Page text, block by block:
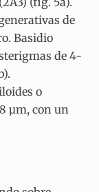
de
Basidio
de 4-
o
µm, con un